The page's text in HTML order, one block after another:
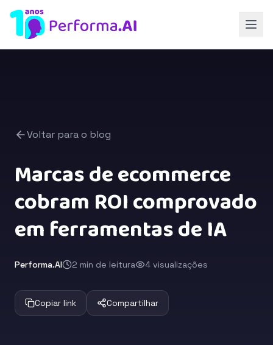
Voltar para o blog
Marcas de ecommerce
cobram ROI comprovado
em ferramentas de IA
Performa.AI 2 min de leitura 4 visualizações
Copiar link Compartilhar